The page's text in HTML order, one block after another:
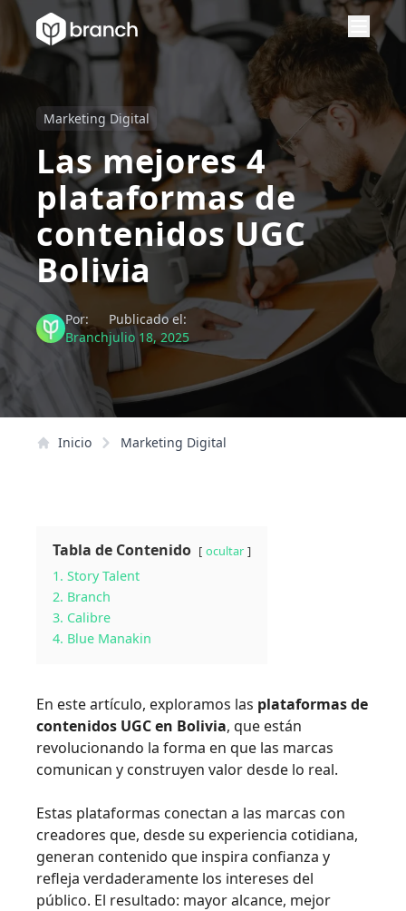
Marketing Digital
Las mejores 4
plataformas de
contenidos UGC
Bolivia
Por:
Branch
Publicado el:
julio 18, 2025
Inicio Marketing Digital
Tabla de Contenido ocultar
1. Story Talent
2. Branch
3. Calibre
4. Blue Manakin
En este artículo, exploramos las plataformas de
contenidos UGC en Bolivia, que están
revolucionando la forma en que las marcas
comunican y construyen valor desde lo real.
Estas plataformas conectan a las marcas con
creadores que, desde su experiencia cotidiana,
generan contenido que inspira confianza y
refleja verdaderamente los intereses del
público. El resultado: mayor alcance, mejor